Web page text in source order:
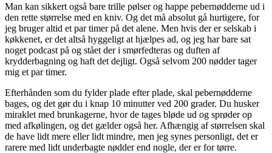
Man kan sikkert også bare trille pølser og happe pebernødderne ud i
den rette størrelse med en kniv. Og det må absolut gå hurtigere, for
jeg bruger altid et par timer på det alene. Men hvis der er selskab i
køkkenet, er det altså hyggeligt at hjælpes ad, og jeg har bare sat
noget podcast på og stået der i smørfedteras og duften af
krydderbagning og haft det dejligt. Også selvom 200 nødder tager
mig et par timer.
Efterhånden som du fylder plade efter plade, skal pebernødderne
bages, og det gør du i knap 10 minutter ved 200 grader. Du husker
miraklet med brunkagerne, hvor de tages bløde ud og sprøder op
med afkølingen, og det gælder også her. Afhængig af størrelsen skal
de have lidt mere eller lidt mindre, men jeg synes personligt, det er
rarere med lidt underbagte nødder end nogle, der er for tørre.